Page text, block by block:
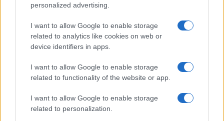
personalized advertising.
I want to allow Google to enable storage
related to analytics like cookies on web or
device identifiers in apps.
I want to allow Google to enable storage
related to functionality of the website or app.
I want to allow Google to enable storage
related to personalization.
Προηγούμενο άρθρο
Παγκόσμια Συμμαχία
Υδρογόνου για την
Κινητικότητα
Ford Pro: E-Transit Custom με
ΠΕΡΙΣΣΟΤΕΡΑ ΑΠΟ ΤΟΝ ΔΗΜΙΟΥΡΓΟ